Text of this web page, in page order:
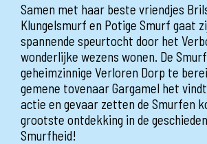
Samen met haar beste vriendjes
Klungelsmurf en Potige Smurf gaat
spannende speurtocht door het
wonderlijke wezens wonen. De
geheimzinnige Verloren Dorp te
gemene tovenaar Gargamel het
actie en gevaar zetten de Smurfen
grootste ontdekking in de
Smurfheid!